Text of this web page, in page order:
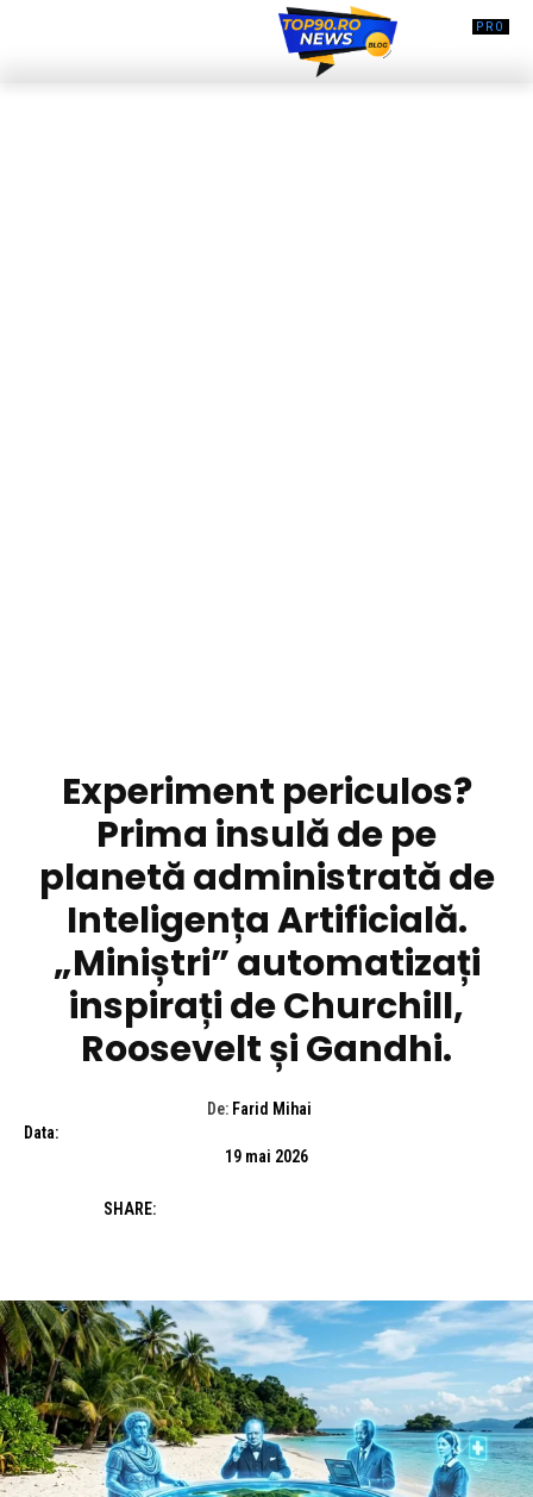
Experiment periculos?
Prima insulă de pe
planetă administrată de
Inteligența Artificială.
„Miniștri” automatizați
inspirați de Churchill,
Roosevelt și Gandhi.
De: Farid Mihai
Data:
19 mai 2026
SHARE: